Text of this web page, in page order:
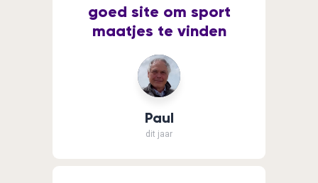
Paul
dit jaar
goed site om sport
maatjes te vinden